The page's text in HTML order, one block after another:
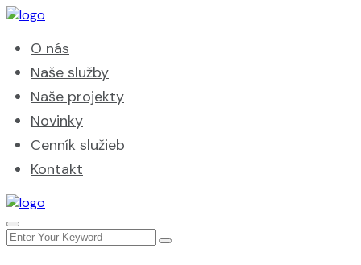
O nás
Naše služby
Naše projekty
Novinky
Cenník služieb
Kontakt